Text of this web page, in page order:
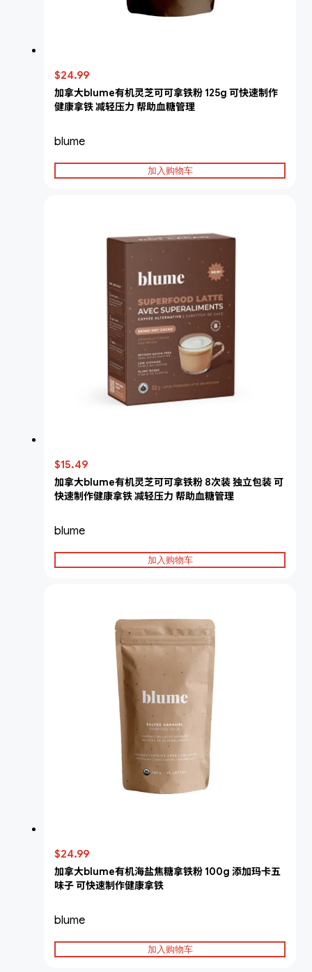
$24.99
加拿大blume有机灵芝可可拿铁粉 125g 可快速制作
健康拿铁 减轻压力 帮助血糖管理
blume
加入购物车
$15.49
加拿大blume有机灵芝可可拿铁粉 8次装 独立包装 可
快速制作健康拿铁 减轻压力 帮助血糖管理
blume
加入购物车
$24.99
加拿大blume有机海盐焦糖拿铁粉 100g 添加玛卡五
味子 可快速制作健康拿铁
blume
加入购物车